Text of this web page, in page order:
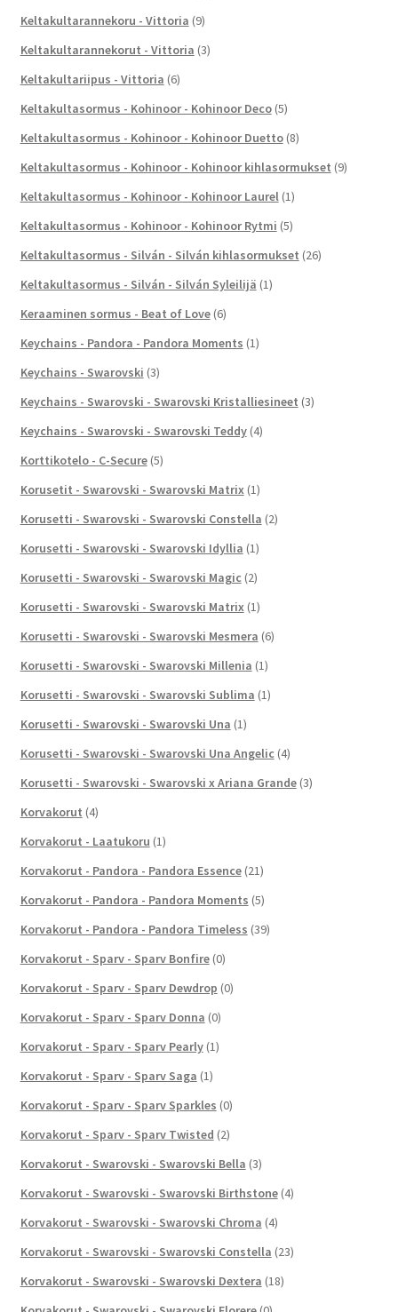
Keltakultarannekoru - Vittoria (9)
Keltakultarannekorut - Vittoria (3)
Keltakultariipus - Vittoria (6)
Keltakultasormus - Kohinoor - Kohinoor Deco (5)
Keltakultasormus - Kohinoor - Kohinoor Duetto (8)
Keltakultasormus - Kohinoor - Kohinoor kihlasormukset (9)
Keltakultasormus - Kohinoor - Kohinoor Laurel (1)
Keltakultasormus - Kohinoor - Kohinoor Rytmi (5)
Keltakultasormus - Silván - Silván kihlasormukset (26)
Keltakultasormus - Silván - Silván Syleilijä (1)
Keraaminen sormus - Beat of Love (6)
Keychains - Pandora - Pandora Moments (1)
Keychains - Swarovski (3)
Keychains - Swarovski - Swarovski Kristalliesineet (3)
Keychains - Swarovski - Swarovski Teddy (4)
Korttikotelo - C-Secure (5)
Korusetit - Swarovski - Swarovski Matrix (1)
Korusetti - Swarovski - Swarovski Constella (2)
Korusetti - Swarovski - Swarovski Idyllia (1)
Korusetti - Swarovski - Swarovski Magic (2)
Korusetti - Swarovski - Swarovski Matrix (1)
Korusetti - Swarovski - Swarovski Mesmera (6)
Korusetti - Swarovski - Swarovski Millenia (1)
Korusetti - Swarovski - Swarovski Sublima (1)
Korusetti - Swarovski - Swarovski Una (1)
Korusetti - Swarovski - Swarovski Una Angelic (4)
Korusetti - Swarovski - Swarovski x Ariana Grande (3)
Korvakorut (4)
Korvakorut - Laatukoru (1)
Korvakorut - Pandora - Pandora Essence (21)
Korvakorut - Pandora - Pandora Moments (5)
Korvakorut - Pandora - Pandora Timeless (39)
Korvakorut - Sparv - Sparv Bonfire (0)
Korvakorut - Sparv - Sparv Dewdrop (0)
Korvakorut - Sparv - Sparv Donna (0)
Korvakorut - Sparv - Sparv Pearly (1)
Korvakorut - Sparv - Sparv Saga (1)
Korvakorut - Sparv - Sparv Sparkles (0)
Korvakorut - Sparv - Sparv Twisted (2)
Korvakorut - Swarovski - Swarovski Bella (3)
Korvakorut - Swarovski - Swarovski Birthstone (4)
Korvakorut - Swarovski - Swarovski Chroma (4)
Korvakorut - Swarovski - Swarovski Constella (23)
Korvakorut - Swarovski - Swarovski Dextera (18)